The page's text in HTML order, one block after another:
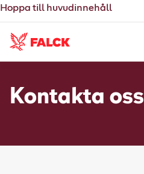
Hoppa till huvudinnehåll
Kontakta oss